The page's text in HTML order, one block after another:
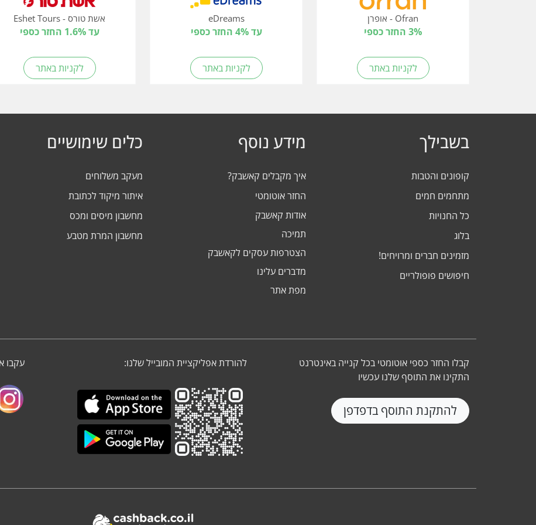
Ofran - אופרן
3% החזר כספי
לקניות באתר
eDreams
עד 4% החזר כספי
לקניות באתר
אשת טורס - Eshet Tours
עד 1.6% החזר כספי
לקניות באתר
בשבילך
קופונים והטבות
מתחמים חמים
כל החנויות
בלוג
מזמינים חברים ומרויחים!
חיפושים פופולריים
מידע נוסף
איך מקבלים קאשבק?
החזר אוטומטי
אודות קאשבק
תמיכה
הצטרפות עסקים לקאשבק
מדברים עלינו
מפת אתר
כלים שימושיים
מעקב משלוחים
איתור מיקוד לכתובת
מחשבון מיסים ומכס
מחשבון המרת מטבע
קבלו החזר כספי אוטומטי בכל קנייה באינטרנט
התקינו את התוסף שלנו עכשיו
להתקנת התוסף בדפדפן
להורדת אפליקציית המובייל שלנו: עקבו